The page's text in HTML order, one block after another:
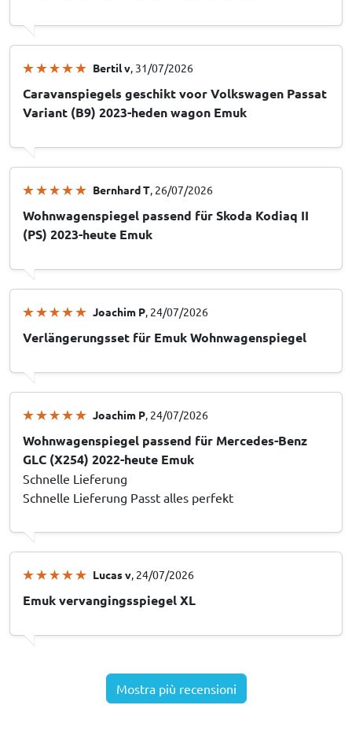
Bertil v, 31/07/2026
Caravanspiegels geschikt voor Volkswagen Passat
Variant (B9) 2023-heden wagon Emuk
Bernhard T, 26/07/2026
Wohnwagenspiegel passend für Skoda Kodiaq II
(PS) 2023-heute Emuk
Joachim P, 24/07/2026
Verlängerungsset für Emuk Wohnwagenspiegel
Joachim P, 24/07/2026
Wohnwagenspiegel passend für Mercedes-Benz
GLC (X254) 2022-heute Emuk
Schnelle Lieferung
Schnelle Lieferung Passt alles perfekt
Lucas v, 24/07/2026
Emuk vervangingsspiegel XL
Mostra più recensioni